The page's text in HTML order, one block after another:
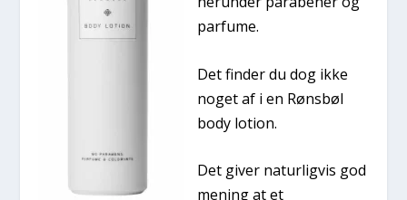
parfume.
Det finder du dog ikke
noget af i en Rønsbøl
body lotion.
Det giver naturligvis god
mening at et